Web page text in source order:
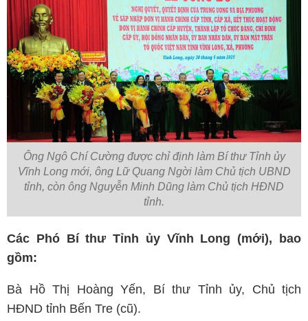
Ông Ngô Chí Cường được chỉ định làm Bí thư Tỉnh ủy
Vĩnh Long mới, ông Lữ Quang Ngời làm Chủ tịch UBND
tỉnh, còn ông Nguyễn Minh Dũng làm Chủ tịch HĐND
tỉnh.
Các Phó Bí thư Tỉnh ủy Vĩnh Long (mới), bao
gồm:
Bà Hồ Thị Hoàng Yến, Bí thư Tỉnh ủy, Chủ tịch
HĐND tỉnh Bến Tre (cũ).